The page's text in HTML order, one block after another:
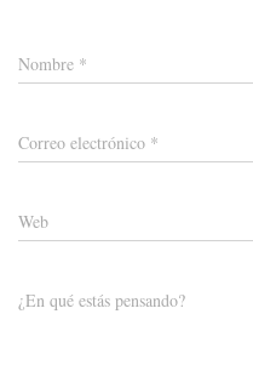
Nombre *
Correo electrónico *
Web
¿En qué estás pensando?